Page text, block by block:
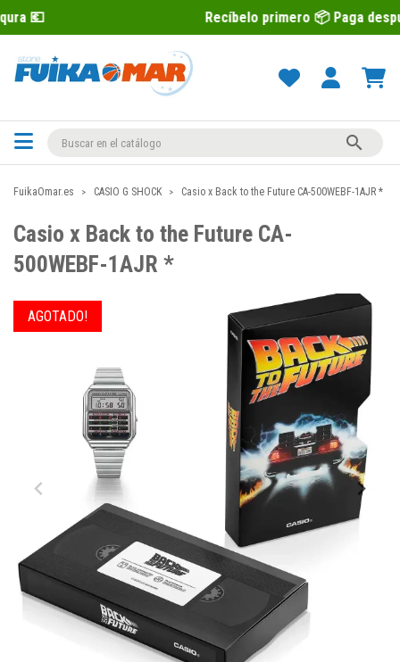
Recíbelo primero 📦 Paga después con

FuikaOmar.es CASIO G SHOCK Casio x Back to the Future CA-500WEBF-1AJR *
Casio x Back to the Future CA-
500WEBF-1AJR *
AGOTADO!